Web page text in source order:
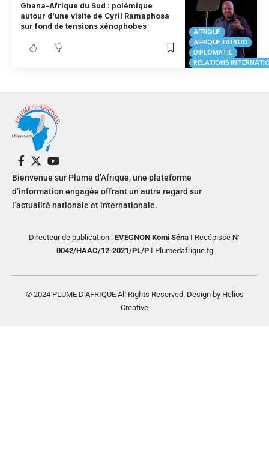
AFRIQUE
AFRIQUE DU SUD
DIPLOMATIE
RELATIONS
Ghana–Afrique du Sud : polémique
autour d’une visite de Cyril Ramaphosa
sur fond de tensions xénophobes
Bienvenue sur Plume d’Afrique, une plateforme
d’information engagée offrant un autre regard sur
l’actualité nationale et internationale.
Directeur de publication : EVEGNON Komi SénaI RécépisséN°
0042/HAAC/12-2021/PL/PI Plumedafrique.tg
© 2024 PLUME D’AFRIQUE All Rights Reserved. Design by Helios
Creative